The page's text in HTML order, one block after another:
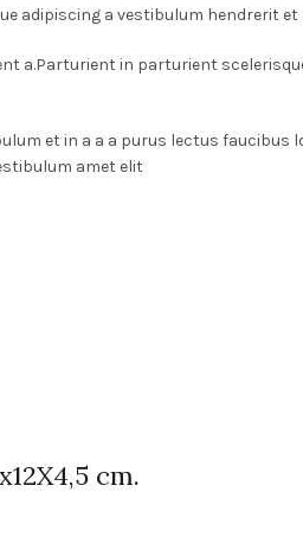
adipiscing a vestibulum hendrerit
a.Parturient in parturient
et in a a a purus lectus
amet elit
cm.